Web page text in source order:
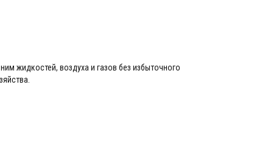
жидкостей, воздуха и газов без избыточного